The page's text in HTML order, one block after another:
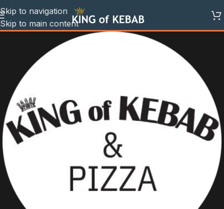
Skip to navigation
Skip to main content